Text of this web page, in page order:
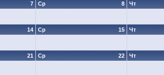
7 8
Ср Чт
14 15
Ср Чт
21 22
Ср Чт